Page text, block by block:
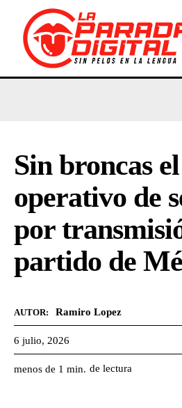
Sin broncas el
operativo de
por
partido de
AUTOR: Ramiro Lopez
6 julio, 2026
menos de 1 min. de lectura